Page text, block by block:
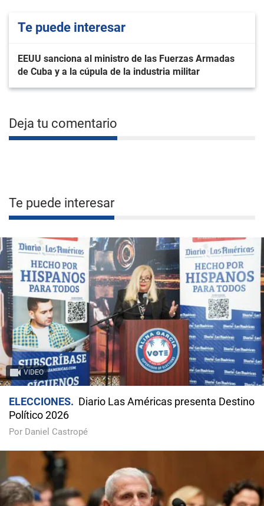
Te puede interesar
EEUU sanciona al ministro de las Fuerzas Armadas
de Cuba y a la cúpula de la industria militar
Deja tu comentario
Te puede interesar
VIDEO
ELECCIONES
Diario Las Américas presenta Destino
Político 2026
Por Daniel Castropé